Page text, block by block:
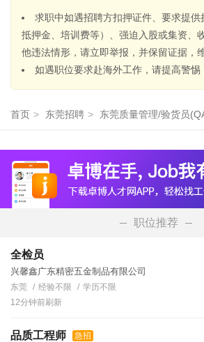
求职中如遇招聘方扣押证件、要求提供
抵押金、培训费等）、强迫入股或集资、
他违法情形，请立即举报，并保留证据，
如遇职位要求赴海外工作，请提高警惕
首页 > 东莞招聘 > 东莞质量管理/验货员
职位推荐
全检员
兴馨鑫广东精密五金制品有限公司
东莞 经验不限
学历不限
12分钟前刷新
品质工程师 急招